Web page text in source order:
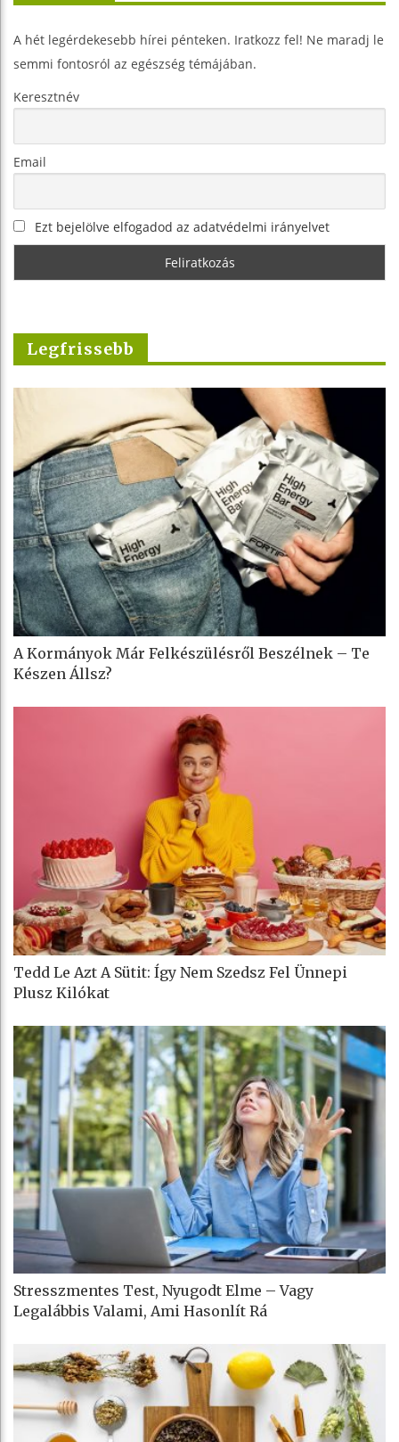
A hét legérdekesebb hírei pénteken. Iratkozz fel! Ne maradj le
semmi fontosról az egészség témájában.
Keresztnév
Email
Ezt bejelölve elfogadod az adatvédelmi irányelvet
Legfrissebb
A Kormányok Már Felkészülésről Beszélnek – Te
Készen Állsz?
Tedd Le Azt A Sütit: Így Nem Szedsz Fel Ünnepi
Plusz Kilókat
Stresszmentes Test, Nyugodt Elme – Vagy
Legalábbis Valami, Ami Hasonlít Rá